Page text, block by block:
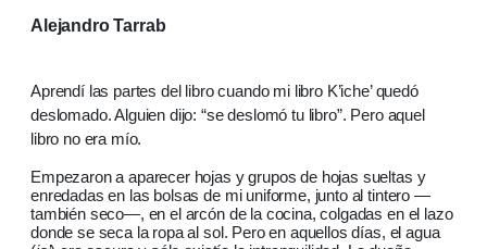
Alejandro Tarrab
Aprendí las partes del libro cuando mi libro K’iche’ quedó
deslomado. Alguien dijo: “se deslomó tu libro”. Pero aquel
libro no era mío.
Empezaron a aparecer hojas y grupos de hojas sueltas y
enredadas en las bolsas de mi uniforme, junto al tintero —
también seco—, en el arcón de la cocina, colgadas en el lazo
donde se seca la ropa al sol. Pero en aquellos días, el agua